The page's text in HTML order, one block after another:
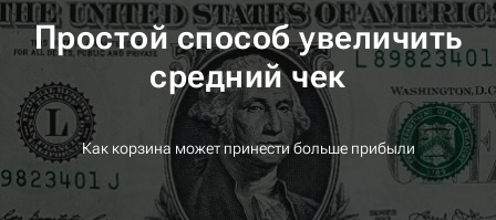
Простой способ увеличить
средний чек
Как корзина может принести больше прибыли